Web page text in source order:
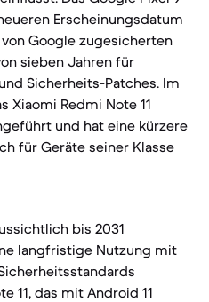
Erscheinungsdatum
Google zugesicherten
sieben Jahren für
Sicherheits-Patches. Im
Xiaomi Redmi Note 11
und hat eine kürzere
für Geräte seiner Klasse
bis 2031
langfristige Nutzung mit
11, das mit Android 11